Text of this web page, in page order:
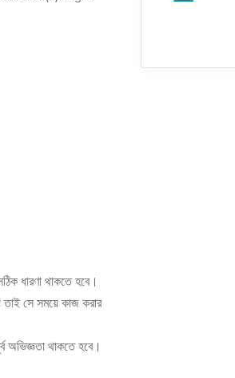
ধারণা থাকতে হবে।
তাই সে সময়ে কাজ করার
অভিজ্ঞতা থাকতে হবে।